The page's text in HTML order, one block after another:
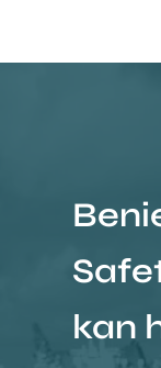
kan